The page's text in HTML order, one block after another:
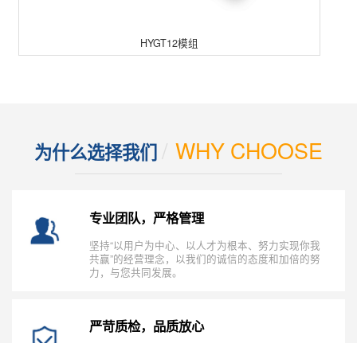
HYGT12模组
为什么选择我们 WHY CHOOSE
专业团队，严格管理
坚持“以用户为中心、以人才为根本、努力实现你我
共赢”的经营理念，以我们的诚信的态度和加倍的努
力，与您共同发展。
严苛质检，品质放心